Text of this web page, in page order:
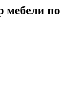
мебели по